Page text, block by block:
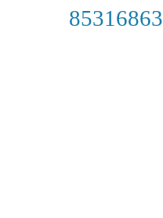
85316863